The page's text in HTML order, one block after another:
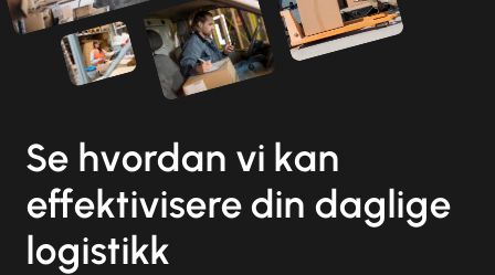
Se hvordan vi kan
effektivisere din daglige
logistikk